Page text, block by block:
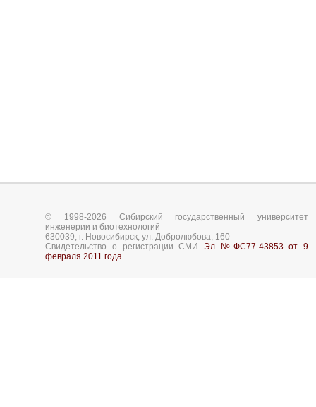
© 1998-2026 Сибирский государственный университет
инженерии и биотехнологий
630039, г. Новосибирск, ул. Добролюбова, 160
Свидетельство о регистрации СМИЭл №ФС77-43853 от 9
февраля 2011 года.